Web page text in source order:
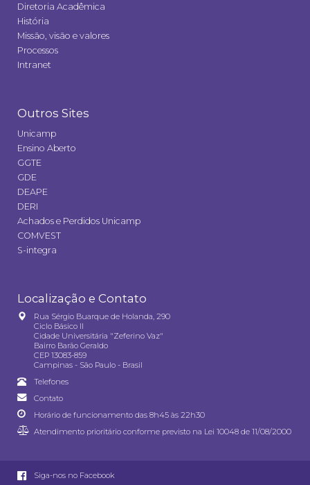
Diretoria Acadêmica
História
Missão, visão e valores
Processos
Intranet
Outros Sites
Unicamp
Ensino Aberto
GGTE
GDE
DEAPE
DERI
Achados e Perdidos Unicamp
COMVEST
S-integra
Localização e Contato
Rua Sérgio Buarque de Holanda, 290
Ciclo Básico II
Cidade Universitária "Zeferino Vaz"
Bairro Barão Geraldo
CEP 13083-859
Campinas - São Paulo - Brasil
Telefones
Contato
Horário de funcionamento das 8h45 às 22h30
Atendimento prioritário conforme previsto na Lei 10048 de 11/08/2000
Siga-nos no Facebook